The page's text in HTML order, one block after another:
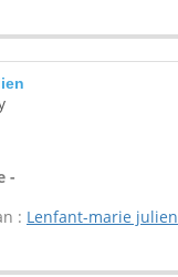
-
: Lenfant-marie julien